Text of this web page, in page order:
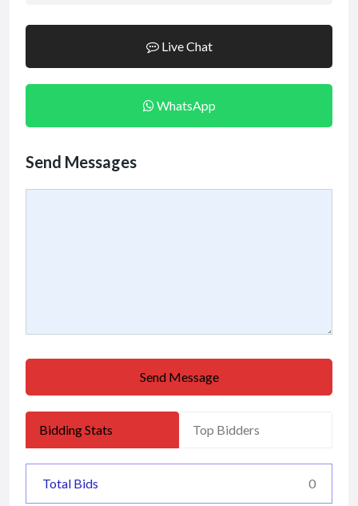
Live Chat
WhatsApp
Send Messages
Send Message
Bidding Stats Top Bidders
Total Bids 0